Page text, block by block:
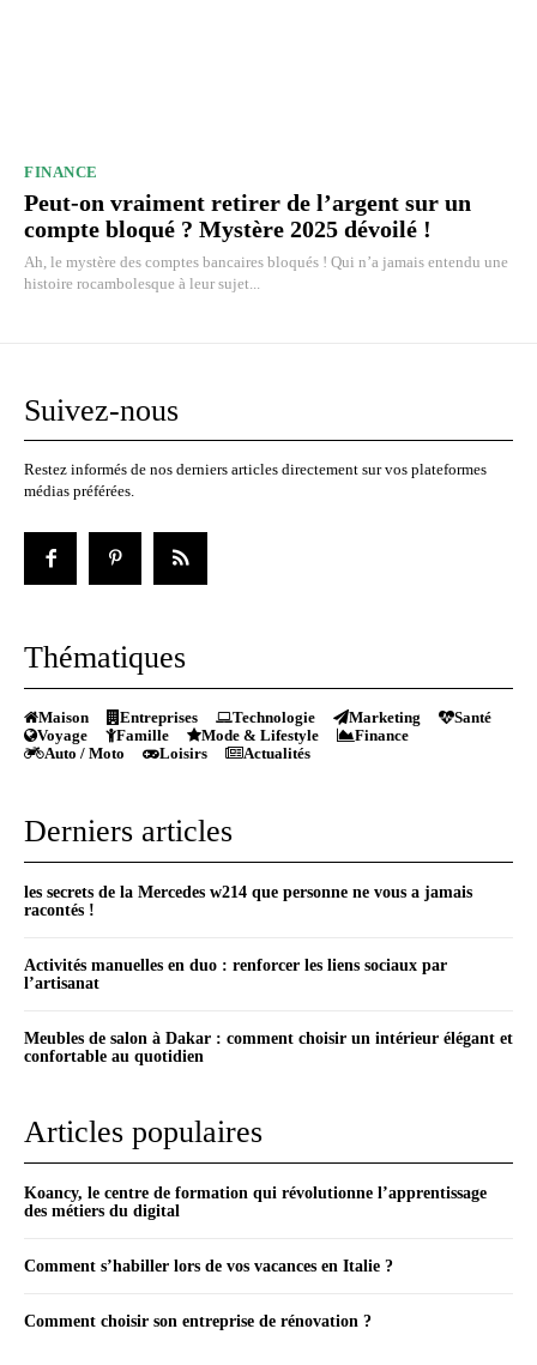
FINANCE
Peut-on vraiment retirer de l’argent sur un
compte bloqué ? Mystère 2025 dévoilé !
Ah, le mystère des comptes bancaires bloqués ! Qui n’a jamais entendu une
histoire rocambolesque à leur sujet...
Suivez-nous
Restez informés de nos derniers articles directement sur vos plateformes
médias préférées.
Thématiques
Maison Entreprises Technologie Marketing
Santé
Voyage
Famille Mode & Lifestyle
Finance
Auto / Moto
Loisirs Actualités
Derniers articles
les secrets de la Mercedes w214 que personne ne vous a jamais
racontés !
Activités manuelles en duo : renforcer les liens sociaux par
l’artisanat
Meubles de salon à Dakar : comment choisir un intérieur élégant et
confortable au quotidien
Articles populaires
Koancy, le centre de formation qui révolutionne l’apprentissage
des métiers du digital
Comment s’habiller lors de vos vacances en Italie ?
Comment choisir son entreprise de rénovation ?